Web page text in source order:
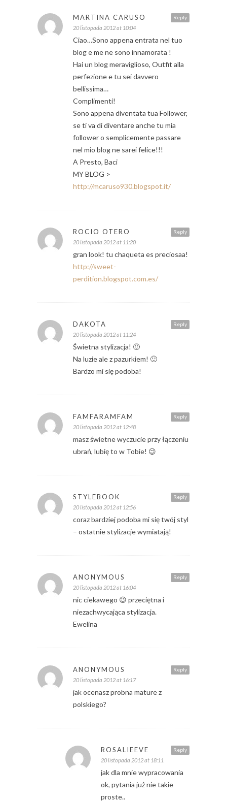
Reply
MARTINA CARUSO
20 listopada 2012 at 10:04
Ciao…Sono appena entrata nel tuo
blog e me ne sono innamorata !
Hai un blog meraviglioso, Outfit alla
perfezione e tu sei davvero
bellissima…
Complimenti!
Sono appena diventata tua Follower,
se ti va di diventare anche tu mia
follower o semplicemente passare
nel mio blog ne sarei felice!!!
A Presto, Baci
MY BLOG >
http://mcaruso930.blogspot.it/
Reply
ROCIO OTERO
20 listopada 2012 at 11:20
gran look! tu chaqueta es preciosaa!
http://sweet-
perdition.blogspot.com.es/
Reply
DAKOTA
20 listopada 2012 at 11:24
Świetna stylizacja! 🙂
Na luzie ale z pazurkiem! 🙂
Bardzo mi się podoba!
Reply
FAMFARAMFAM
20 listopada 2012 at 12:48
masz świetne wyczucie przy łączeniu
ubrań, lubię to w Tobie! 😉
Reply
STYLEBOOK
20 listopada 2012 at 12:56
coraz bardziej podoba mi się twój styl
– ostatnie stylizacje wymiatają!
Reply
ANONYMOUS
20 listopada 2012 at 16:04
nic ciekawego 😉 przeciętna i
niezachwycająca stylizacja.
Ewelina
Reply
ANONYMOUS
20 listopada 2012 at 16:17
jak ocenasz probna mature z
polskiego?
Reply
ROSALIEEVE
20 listopada 2012 at 18:11
jak dla mnie wypracowania
ok, pytania już nie takie
proste..